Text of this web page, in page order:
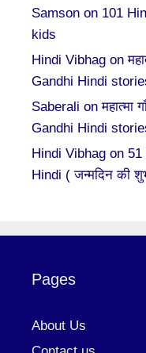
Samson on 101
kids
Hindi Vibhag on
Gandhi Hindi
Saberali onमहात्मा
Gandhi Hindi
Hindi Vibhag on 51
Hindi ( जन्मदिन की
Pages
About Us